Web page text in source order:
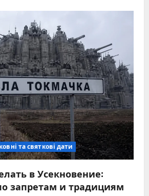
та святкові дати
в Усекновение:
запретам и традициям